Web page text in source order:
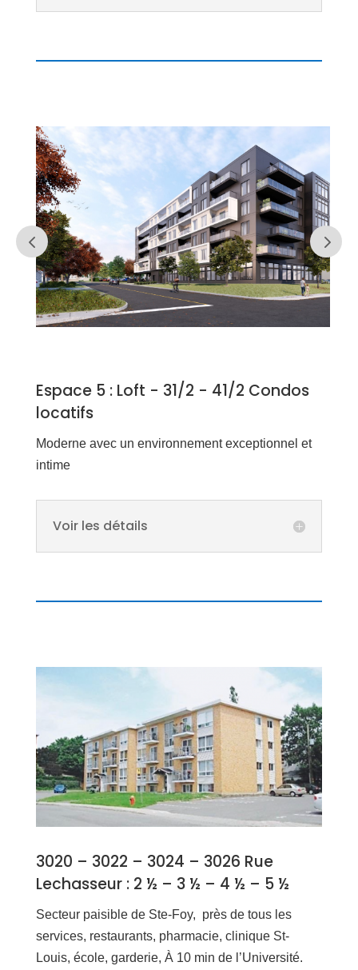
Espace 5 : Loft - 31/2 - 41/2 Condos
locatifs
Moderne avec un environnement exceptionnel et
intime
Voir les détails
3020 – 3022 – 3024 – 3026 Rue
Lechasseur : 2 ½ – 3 ½ – 4 ½ – 5 ½
Secteur paisible de Ste-Foy, près de tous les
services, restaurants, pharmacie, clinique St-
Louis, école, garderie, À 10 min de l’Université.